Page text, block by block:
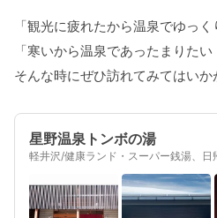
「観光に疲れたから温泉でゆっく
「寒いから温泉であったまりたい
そんな時にぜひ訪れてみてはい
星野温泉トンボの湯
軽井沢/健康ランド・スーパー銭湯、日